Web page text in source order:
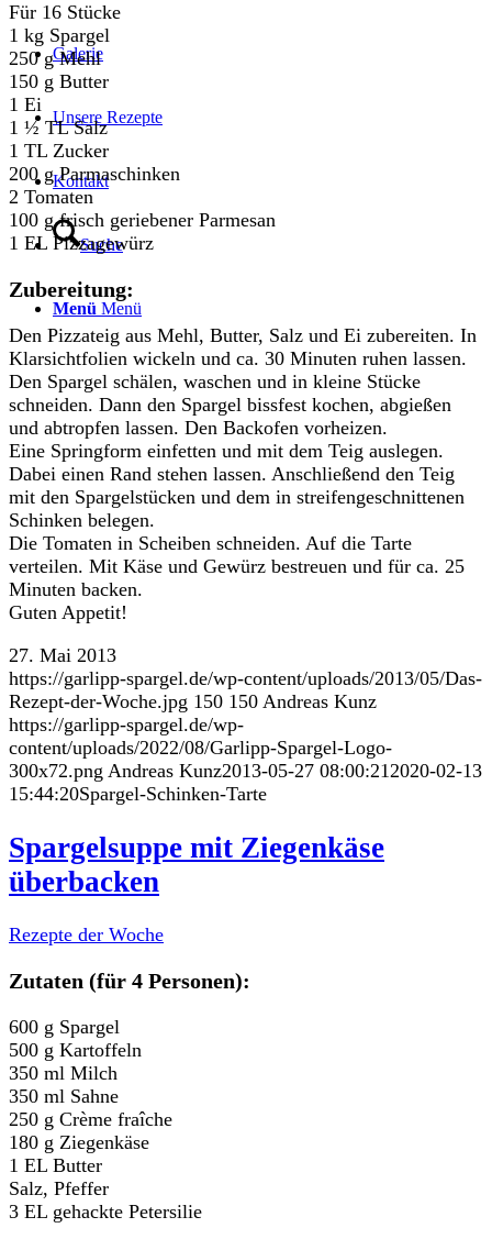
Galerie
Unsere Rezepte
Kontakt
Suche
Menü Menü
Für 16 Stücke
1 kg Spargel
250 g Mehl
150 g Butter
1 Ei
1 ½ TL Salz
1 TL Zucker
200 g Parmaschinken
2 Tomaten
100 g frisch geriebener Parmesan
1 EL Pizzagewürz
Zubereitung:
Den Pizzateig aus Mehl, Butter, Salz und Ei zubereiten. In
Klarsichtfolien wickeln und ca. 30 Minuten ruhen lassen.
Den Spargel schälen, waschen und in kleine Stücke
schneiden. Dann den Spargel bissfest kochen, abgießen
und abtropfen lassen. Den Backofen vorheizen.
Eine Springform einfetten und mit dem Teig auslegen.
Dabei einen Rand stehen lassen. Anschließend den Teig
mit den Spargelstücken und dem in streifengeschnittenen
Schinken belegen.
Die Tomaten in Scheiben schneiden. Auf die Tarte
verteilen. Mit Käse und Gewürz bestreuen und für ca. 25
Minuten backen.
Guten Appetit!
27. Mai 2013
https://garlipp-spargel.de/wp-content/uploads/2013/05/Das-
Rezept-der-Woche.jpg 150 150 Andreas Kunz
https://garlipp-spargel.de/wp-
content/uploads/2022/08/Garlipp-Spargel-Logo-
300x72.png Andreas Kunz2013-05-27 08:00:212020-02-13
15:44:20Spargel-Schinken-Tarte
Spargelsuppe mit Ziegenkäse
überbacken
Rezepte der Woche
Zutaten (für 4 Personen):
600 g Spargel
500 g Kartoffeln
350 ml Milch
350 ml Sahne
250 g Crème fraîche
180 g Ziegenkäse
1 EL Butter
Salz, Pfeffer
3 EL gehackte Petersilie